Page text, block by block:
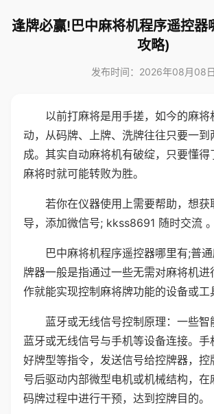
逢牌必赢!巴中麻将机程序遥控器
攻略)
发布时间：2026年08月08日
以前打麻将是用手搓，如今的麻将
动，从码牌、上牌、洗牌往往只要一到
成。其实自动麻将机有破绽，只要懂得
麻将时就可能转败为胜。
若你在仪器使用上需要帮助，想获
导，添加微信号; kkss8691 随时交流 。
巴中麻将机程序遥控器哪里有;普
牌器一般是指通过一些无需对麻将机进
作就能实现控制麻将牌功能的设备或工
蓝牙或无线信号控制原理：一些智
蓝牙或无线信号与手机等设备连接。手
好牌型等指令，发送信号给控牌器，控
号后驱动内部微型电机或机械结构，在
码牌过程中进行干预，达到控牌目的。